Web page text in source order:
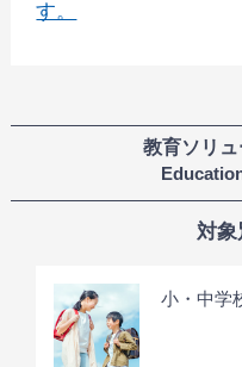
す。
教育ソリ
対象
小・中学